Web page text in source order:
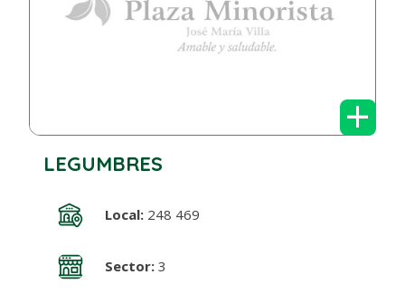
+
LEGUMBRES
Local:248 469
Sector:3